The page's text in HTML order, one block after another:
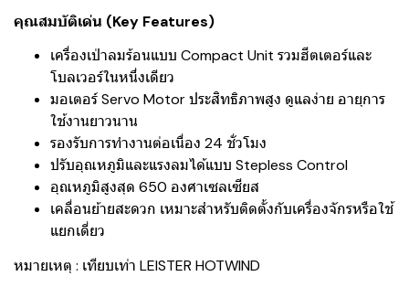
คุณสมบัติเด่น (Key Features)
เครื่องเป่าลมร้อนแบบ Compact Unit รวมฮีตเตอร์และ
โบลเวอร์ในหนึ่งเดียว
มอเตอร์ Servo Motor ประสิทธิภาพสูง ดูแลง่าย อายุการ
ใช้งานยาวนาน
รองรับการทำงานต่อเนื่อง 24 ชั่วโมง
ปรับอุณหภูมิและแรงลมได้แบบ Stepless Control
อุณหภูมิสูงสุด 650 องศาเซลเซียส
เคลื่อนย้ายสะดวก เหมาะสำหรับติดตั้งกับเครื่องจักรหรือใช้
แยกเดี่ยว
หมายเหตุ : เทียบเท่า LEISTER HOTWIND